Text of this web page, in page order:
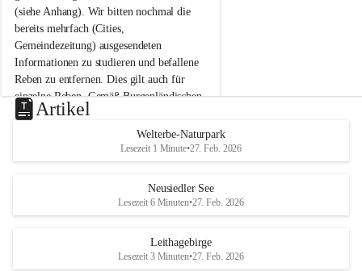
n
n
a
m
N
e
u
s
d
S
(siehe Anhang). Wir bitten nochmal die
bereits mehrfach (Cities,
Gemeindezeitung) ausgesendeten
Informationen zu studieren und befallene
Reben zu entfernen. Dies gilt auch für
einzelne Reben. Gemäß Burgenländischen
Weinbaugesetz sind nicht gepflegte oder
unzulässige Weingärten zu roden! Bitte
helfen wir zusammen um unsere Winzer
vor den prognostizierten Ernteausfällen
und den daraus folgenden wirtschaftlichen
Maßnahmen zur Bekämpfung
u
e
d
r
S
Artikel
Welterbe-Naturpark
Lesezeit 1 Minute•27. Feb. 2026
Neusiedler See
Lesezeit 6 Minuten•27. Feb. 2026
Leithagebirge
Lesezeit 3 Minuten•27. Feb. 2026